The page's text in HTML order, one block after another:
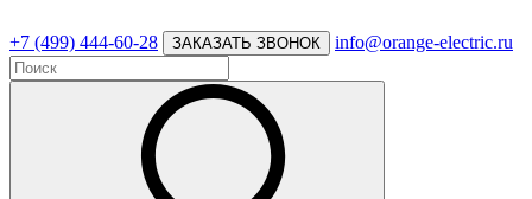
+7 (499) 444-60-28 ЗАКАЗАТЬ ЗВОНОК info@orange-electric.ru